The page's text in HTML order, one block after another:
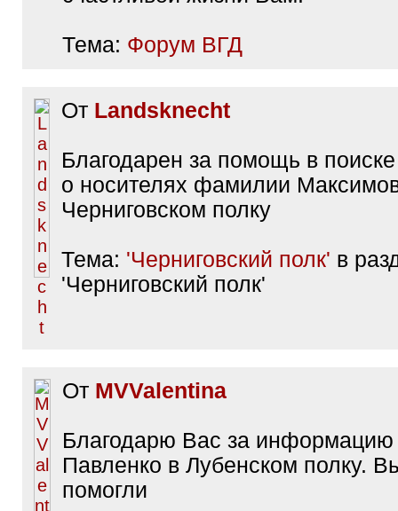
Тема: Форум ВГД
От Landsknecht
Благодарен за помощь в
о носителях фамилии
Черниговском полку
Тема: 'Черниговский полк' в
'Черниговский полк'
От MVValentina
Благодарю Вас за
Павленко в Лубенском полку.
помогли